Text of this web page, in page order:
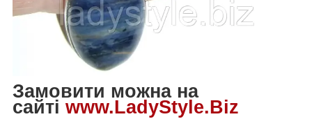
Замовити можна на
сайті www.LadyStyle.Biz